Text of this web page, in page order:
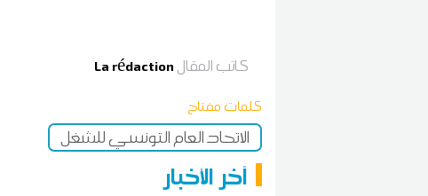
كاتب المقال La rédaction
كلمات مفتاح
الاتحاد العام التونسي للشغل
آخر الأخبار